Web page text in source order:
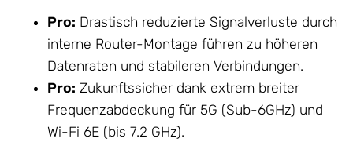
Pro: Drastisch reduzierte Signalverluste durch
interne Router-Montage führen zu höheren
Datenraten und stabileren Verbindungen.
Pro: Zukunftssicher dank extrem breiter
Frequenzabdeckung für 5G (Sub-6GHz) und
Wi-Fi 6E (bis 7.2 GHz).